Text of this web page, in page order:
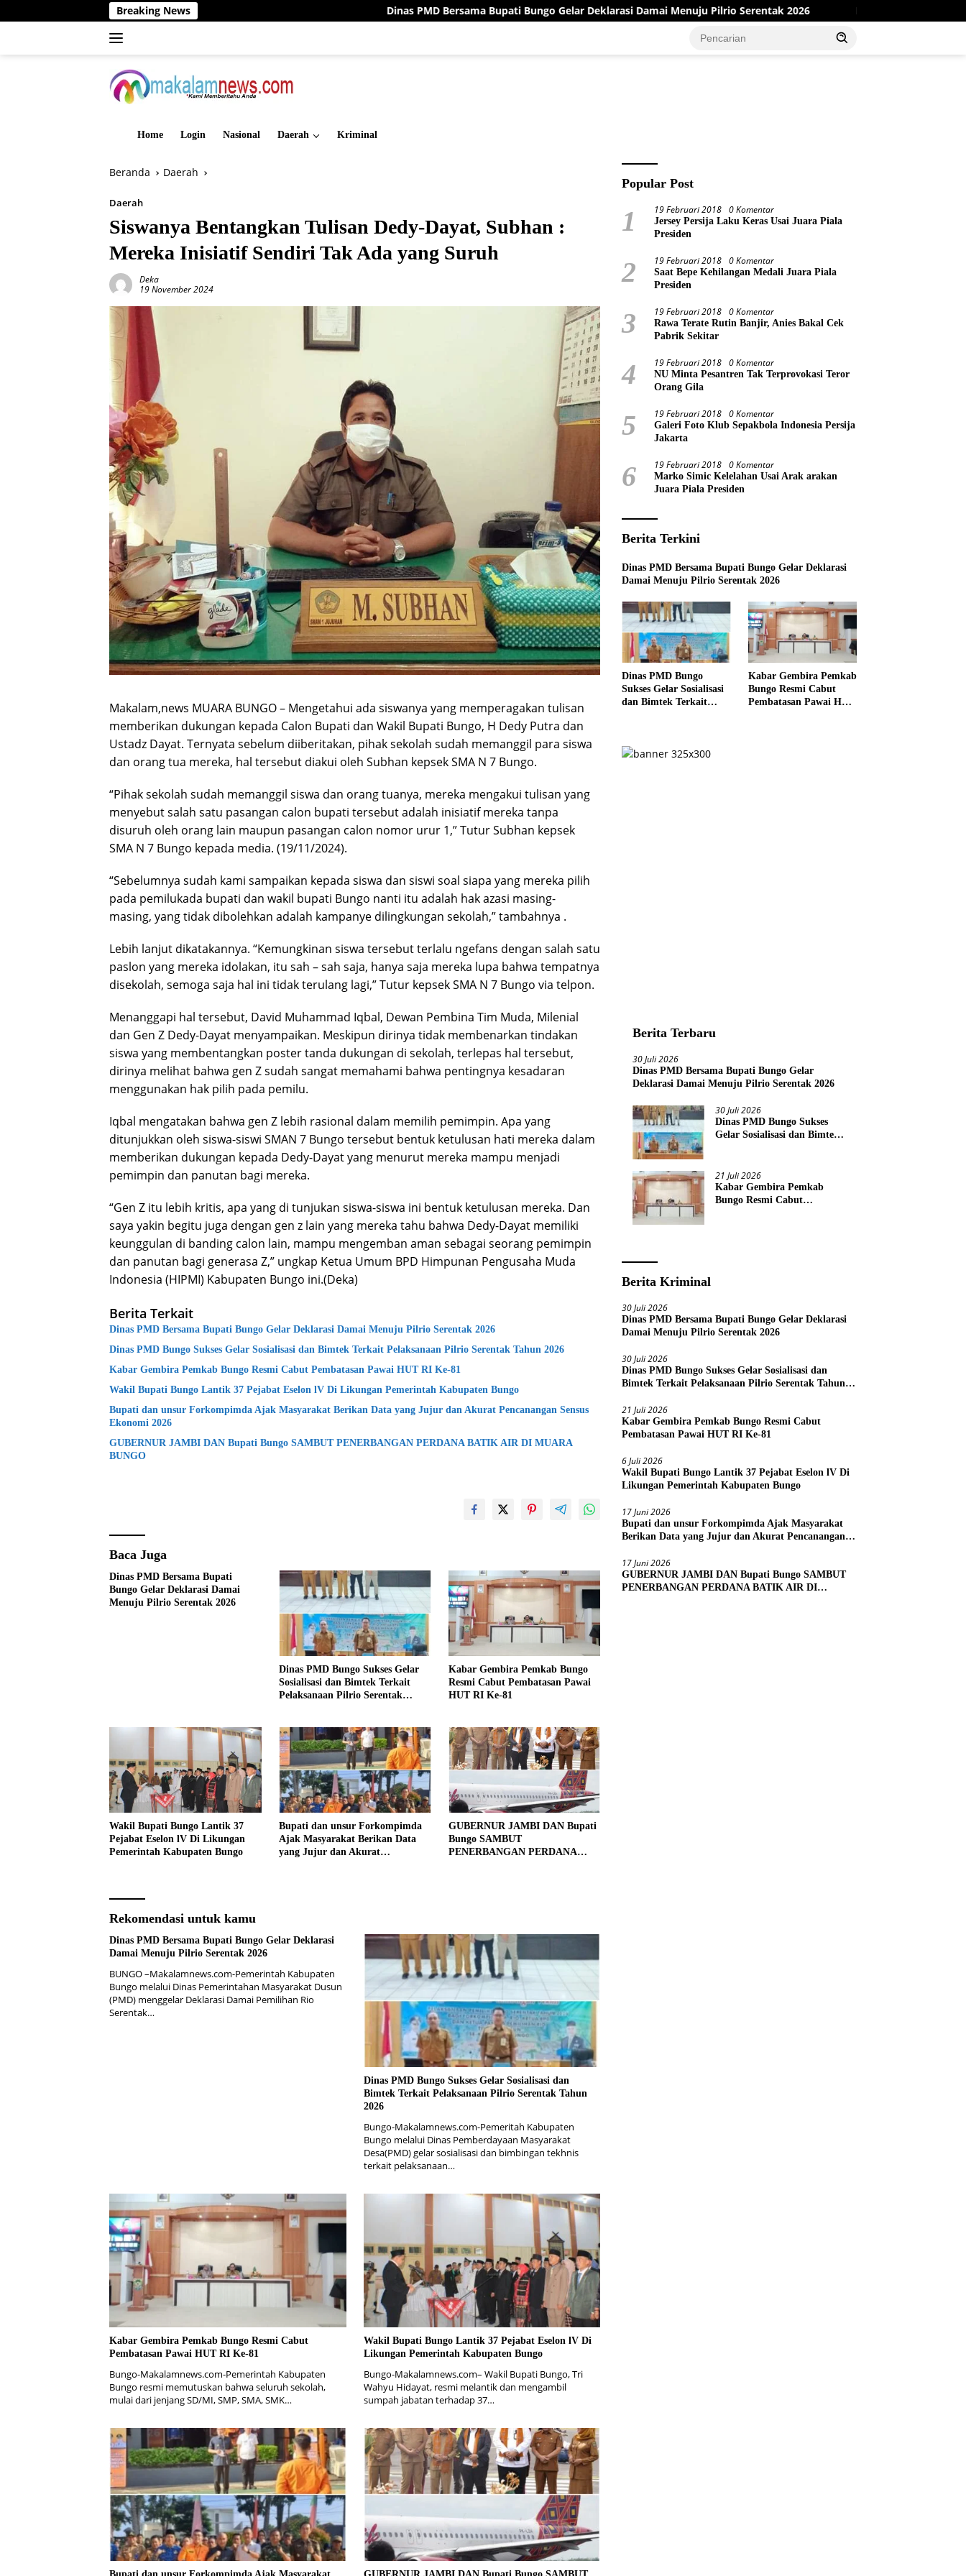
ke
Breaking News Dinas PMD Bersama Bupati Bungo Gelar Deklarasi Damai Menuju Pilrio Serentak 2026 Dinas PMD Bungo Sukses Gelar
Home Login Nasional Daerah Kriminal
Beranda Daerah
Daerah
Siswanya Bentangkan Tulisan Dedy-Dayat, Subhan :
Mereka Inisiatif Sendiri Tak Ada yang Suruh
Deka
19 November 2024
Makalam,news MUARA BUNGO – Mengetahui ada siswanya yang memperagakan tulisan
memberikan dukungan kepada Calon Bupati dan Wakil Bupati Bungo, H Dedy Putra dan
Ustadz Dayat. Ternyata sebelum diiberitakan, pihak sekolah sudah memanggil para siswa
dan orang tua mereka, hal tersebut diakui oleh Subhan kepsek SMA N 7 Bungo.
“Pihak sekolah sudah memanggil siswa dan orang tuanya, mereka mengakui tulisan yang
menyebut salah satu pasangan calon bupati tersebut adalah inisiatif mereka tanpa
disuruh oleh orang lain maupun pasangan calon nomor urur 1,” Tutur Subhan kepsek
SMA N 7 Bungo kepada media. (19/11/2024).
“Sebelumnya sudah kami sampaikan kepada siswa dan siswi soal siapa yang mereka pilih
pada pemilukada bupati dan wakil bupati Bungo nanti itu adalah hak azasi masing-
masing, yang tidak dibolehkan adalah kampanye dilingkungan sekolah,” tambahnya .
Lebih lanjut dikatakannya. “Kemungkinan siswa tersebut terlalu ngefans dengan salah satu
paslon yang mereka idolakan, itu sah – sah saja, hanya saja mereka lupa bahwa tempatnya
disekolah, semoga saja hal ini tidak terulang lagi,” Tutur kepsek SMA N 7 Bungo via telpon.
Menanggapi hal tersebut, David Muhammad Iqbal, Dewan Pembina Tim Muda, Milenial
dan Gen Z Dedy-Dayat menyampaikan. Meskipun dirinya tidak membenarkan tindakan
siswa yang membentangkan poster tanda dukungan di sekolah, terlepas hal tersebut,
dirinya melihat bahwa gen Z sudah sangat memahami bahwa pentingnya kesadaran
menggunakan hak pilih pada pemilu.
Iqbal mengatakan bahwa gen Z lebih rasional dalam memilih pemimpin. Apa yang
ditunjukkan oleh siswa-siswi SMAN 7 Bungo tersebut bentuk ketulusan hati mereka dalam
memberikan dukungan kepada Dedy-Dayat yang menurut mereka mampu menjadi
pemimpin dan panutan bagi mereka.
“Gen Z itu lebih kritis, apa yang di tunjukan siswa-siswa ini bentuk ketulusan mereka. Dan
saya yakin begitu juga dengan gen z lain yang mereka tahu bahwa Dedy-Dayat memiliki
keunggulan di banding calon lain, mampu mengemban aman sebagai seorang pemimpin
dan panutan bagi generasa Z,” ungkap Ketua Umum BPD Himpunan Pengusaha Muda
Indonesia (HIPMI) Kabupaten Bungo ini.(Deka)
Berita Terkait
Dinas PMD Bersama Bupati Bungo Gelar Deklarasi Damai Menuju Pilrio Serentak 2026
Dinas PMD Bungo Sukses Gelar Sosialisasi dan Bimtek Terkait Pelaksanaan Pilrio Serentak Tahun 2026
Kabar Gembira Pemkab Bungo Resmi Cabut Pembatasan Pawai HUT RI Ke-81
Wakil Bupati Bungo Lantik 37 Pejabat Eselon lV Di Likungan Pemerintah Kabupaten Bungo
Bupati dan unsur Forkompimda Ajak Masyarakat Berikan Data yang Jujur dan Akurat Pencanangan Sensus
Ekonomi 2026
GUBERNUR JAMBI DAN Bupati Bungo SAMBUT PENERBANGAN PERDANA BATIK AIR DI MUARA
BUNGO
Baca Juga
Dinas PMD Bersama Bupati
Bungo Gelar Deklarasi Damai
Menuju Pilrio Serentak 2026
Dinas PMD Bungo Sukses Gelar
Sosialisasi dan Bimtek Terkait
Pelaksanaan Pilrio Serentak
Kabar Gembira Pemkab Bungo
Resmi Cabut Pembatasan Pawai
HUT RI Ke-81
Wakil Bupati Bungo Lantik 37
Pejabat Eselon lV Di Likungan
Pemerintah Kabupaten Bungo
Bupati dan unsur Forkompimda
Ajak Masyarakat Berikan Data
yang Jujur dan Akurat
GUBERNUR JAMBI DAN Bupati
Bungo SAMBUT
PENERBANGAN PERDANA
Rekomendasi untuk kamu
Dinas PMD Bersama Bupati Bungo Gelar Deklarasi
Damai Menuju Pilrio Serentak 2026
BUNGO –Makalamnews.com-Pemerintah Kabupaten
Bungo melalui Dinas Pemerintahan Masyarakat Dusun
(PMD) menggelar Deklarasi Damai Pemilihan Rio
Serentak…
Dinas PMD Bungo Sukses Gelar Sosialisasi dan
Bimtek Terkait Pelaksanaan Pilrio Serentak Tahun
2026
Bungo-Makalamnews.com-Pemeritah Kabupaten
Bungo melalui Dinas Pemberdayaan Masyarakat
Desa(PMD) gelar sosialisasi dan bimbingan tekhnis
terkait pelaksanaan…
Kabar Gembira Pemkab Bungo Resmi Cabut
Pembatasan Pawai HUT RI Ke-81
Bungo-Makalamnews.com-Pemerintah Kabupaten
Bungo resmi memutuskan bahwa seluruh sekolah,
mulai dari jenjang SD/MI, SMP, SMA, SMK…
Wakil Bupati Bungo Lantik 37 Pejabat Eselon lV Di
Likungan Pemerintah Kabupaten Bungo
Bungo-Makalamnews.com– Wakil Bupati Bungo, Tri
Wahyu Hidayat, resmi melantik dan mengambil
sumpah jabatan terhadap 37…
Popular Post
1 19 Februari 2018 0 Komentar
Jersey Persija Laku Keras Usai Juara Piala
Presiden
2 19 Februari 2018 0 Komentar
Saat Bepe Kehilangan Medali Juara Piala
Presiden
3 19 Februari 2018 0 Komentar
Rawa Terate Rutin Banjir, Anies Bakal Cek
Pabrik Sekitar
4 19 Februari 2018 0 Komentar
NU Minta Pesantren Tak Terprovokasi Teror
Orang Gila
5 19 Februari 2018 0 Komentar
Galeri Foto Klub Sepakbola Indonesia Persija
Jakarta
6 19 Februari 2018 0 Komentar
Marko Simic Kelelahan Usai Arak arakan
Juara Piala Presiden
Berita Terkini
Dinas PMD Bersama Bupati Bungo Gelar Deklarasi
Damai Menuju Pilrio Serentak 2026
Dinas PMD Bungo
Sukses Gelar Sosialisasi
dan Bimtek Terkait
Kabar Gembira Pemkab
Bungo Resmi Cabut
Pembatasan Pawai HUT
Berita Terbaru
30 Juli 2026
Dinas PMD Bersama Bupati Bungo Gelar
Deklarasi Damai Menuju Pilrio Serentak 2026
30 Juli 2026
Dinas PMD Bungo Sukses
Gelar Sosialisasi dan Bimtek
21 Juli 2026
Kabar Gembira Pemkab
Bungo Resmi Cabut
Berita Kriminal
30 Juli 2026
Dinas PMD Bersama Bupati Bungo Gelar Deklarasi
Damai Menuju Pilrio Serentak 2026
30 Juli 2026
Dinas PMD Bungo Sukses Gelar Sosialisasi dan
Bimtek Terkait Pelaksanaan Pilrio Serentak Tahun
21 Juli 2026
Kabar Gembira Pemkab Bungo Resmi Cabut
Pembatasan Pawai HUT RI Ke-81
6 Juli 2026
Wakil Bupati Bungo Lantik 37 Pejabat Eselon lV Di
Likungan Pemerintah Kabupaten Bungo
17 Juni 2026
Bupati dan unsur Forkompimda Ajak Masyarakat
Berikan Data yang Jujur dan Akurat Pencanangan
17 Juni 2026
GUBERNUR JAMBI DAN Bupati Bungo SAMBUT
PENERBANGAN PERDANA BATIK AIR DI